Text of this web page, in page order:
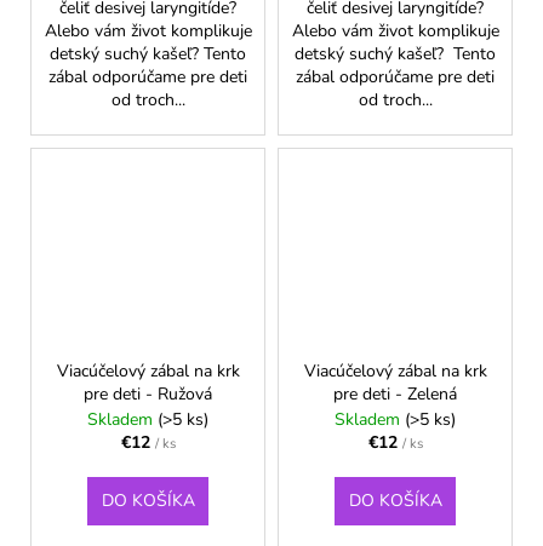
čeliť desivej laryngitíde?
Alebo vám život komplikuje
detský suchý kašeľ? Tento
zábal odporúčame pre deti
od troch...
čeliť desivej laryngitíde?
Alebo vám život komplikuje
detský suchý kašeľ? Tento
zábal odporúčame pre deti
od troch...
Viacúčelový zábal na krk
pre deti - Ružová
Skladem (>5 ks)
€12 / ks
DO KOŠÍKA
Viacúčelový zábal na krk
pre deti - Zelená
Skladem (>5 ks)
€12 / ks
DO KOŠÍKA